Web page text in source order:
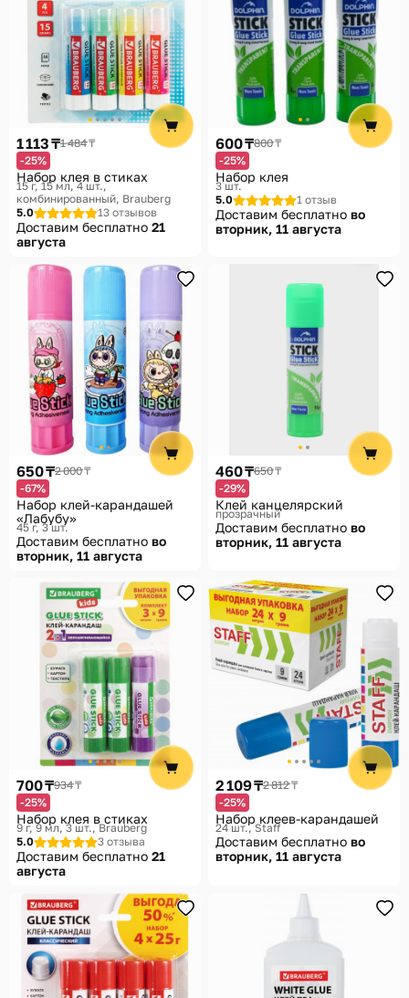
1 113 ₸1 484 ₸
-25%
Набор клея в стиках
15 г, 15 мл, 4 шт.,
комбинированный Brauberg
5.0
13 отзывов
Доставим бесплатно 21
августа
600 ₸800 ₸
-25%
Набор клея
3 шт.
5.0
1 отзыв
Доставим бесплатно во
вторник, 11 августа
650 ₸2 000 ₸
-67%
Набор клей-карандашей
«Лабубу»
45 г, 3 шт.
Доставим бесплатно во
вторник, 11 августа
460 ₸650 ₸
-29%
Клей канцелярский
прозрачный
Доставим бесплатно во
вторник, 11 августа
700 ₸934 ₸
-25%
Набор клея в стиках
9 г, 9 мл, 3 шт. Brauberg
5.0
3 отзыва
Доставим бесплатно 21
августа
2 109 ₸2 812 ₸
-25%
Набор клеев-карандашей
24 шт. Staff
Доставим бесплатно во
вторник, 11 августа